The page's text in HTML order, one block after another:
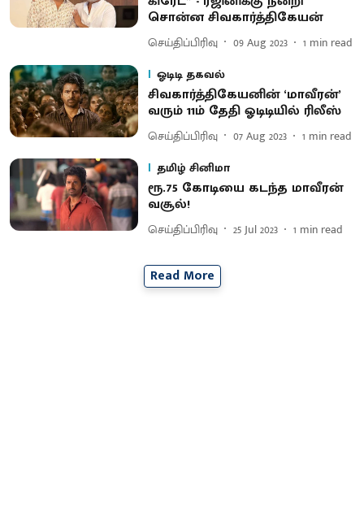
சொன்ன சிவகார்த்திகேயன்
செய்திப்பிரிவு 09 Aug 2023 1 min read
ஓடிடி தகவல்
சிவகார்த்திகேயனின் ‘மாவீரன்’
வரும் 11ம் தேதி ஓடிடியில் ரிலீஸ்
செய்திப்பிரிவு 07 Aug 2023 1 min read
தமிழ் சினிமா
ரூ.75 கோடியை கடந்த மாவீரன்
வசூல்!
செய்திப்பிரிவு 25 Jul 2023 1 min read
Read More